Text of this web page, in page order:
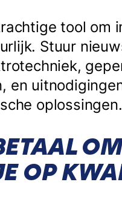
tool om
Stuur
en
oplossingen.
OP